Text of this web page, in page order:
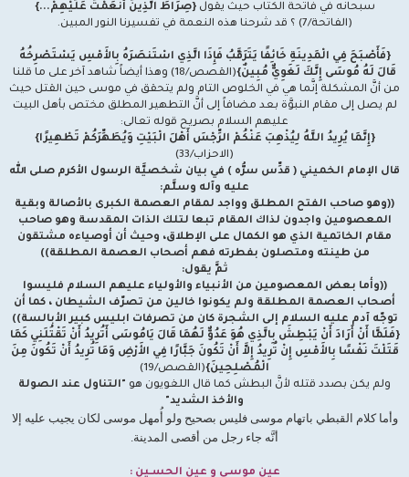
سبحانه في فاتحة الكتاب حيث يقول{صِرَاطَ الَّذِينَ أَنْعَمْتَ عَلَيْهِمْ...}
(الفاتحة/7) ؟ قد شرحنا هذه النعمة في تفسيرنا النور المبين.
{فَأَصْبَحَ فِي الْمَدِينَةِ خَائِفًا يَتَرَقَّبُ فَإِذَا الَّذِي اسْتَنصَرَهُ بِالأَمْسِ يَسْتَصْرِخُهُ
قَالَ لَهُ مُوسَى إِنَّكَ لَغَوِيٌّ مُبِينٌ}
(القصص/18) وهذا أيضاً شاهد آخر على ما قلنا
من أنَّ المشكلة إنَّما هي في الخلوص التام ولم يتحقق في موسى حين القتل حيث
لم يصل إلى مقام النبوَّة بعد مضافاً إلى أنَّ التطهير المطلق مختص بأهل البيت
عليهم السلام بصريح قوله تعالى:
{إِنَّمَا يُرِيدُ اللَّهُ لِيُذْهِبَ عَنْكُمْ الرِّجْسَ أَهْلَ الْبَيْتِ وَيُطَهِّرَكُمْ تَطْهِيرًا}
(الاحزاب/33)
قال الإمام الخميني ( قدِّس سرُّه ) في بيان شخصيَّة الرسول الأكرم صلى الله
عليه وآله وسلَّم:
((وهو صاحب الفتح المطلق وواجد لمقام العصمة الكبرى بالأصالة وبقية
المعصومين واجدون لذاك المقام تبعا لتلك الذات المقدسة وهو صاحب
مقام الخاتمية الذي هو الكمال على الإطلاق، وحيث أن أوصياءه مشتقون
من طينته ومتصلون بفطرته فهم أصحاب العصمة المطلقة))
ثمَّ يقول:
((وأما بعض المعصومين من الأنبياء والأولياء عليهم السلام فليسوا
أصحاب العصمة المطلقة ولم يكونوا خالين من تصرّف الشيطان ، كما أن
توجّه آدم عليه السلام إلى الشجرة كان من تصرفات ابليس كبير الأبالسة))
{فَلَمَّا أَنْ أَرَادَ أَنْ يَبْطِشَ بِالَّذِي هُوَ عَدُوٌّ لَهُمَا قَالَ يَامُوسَى أَتُرِيدُ أَنْ تَقْتُلَنِي كَمَا
قَتَلْتَ نَفْسًا بِالأَمْسِ إِنْ تُرِيدُ إِلاَّ أَنْ تَكُونَ جَبَّارًا فِي الأَرْضِ وَمَا تُرِيدُ أَنْ تَكُونَ مِنَ
الْمُصْلِحِينَ}(القصص/19)
ولم يكن بصدد قتله لأنَّ البطش كما قال اللغويون هو "التناول عند الصولة
والأخذ الشديد"
وأما كلام القبطي باتهام موسى فليس بصحيح ولو أُمهل موسى لكان يجيب عليه إلا
أنَّه جاء رجل من أقصى المدينة.
عين موسـى و عين الحسـين :